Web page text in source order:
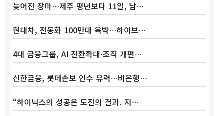
늦어진 장마…제주 평년보다 11일, 남…
현대차, 전동화 100만대 육박…하이브…
4대 금융그룹, AI 전환확대·조직 개편…
신한금융, 롯데손보 인수 유력…비은행…
“하이닉스의 성공은 도전의 결과. 지…